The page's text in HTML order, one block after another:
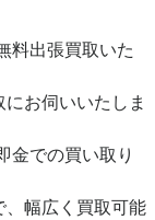
料出張買取いた
お伺いいたしま
金での買い取り
幅広く買取可能